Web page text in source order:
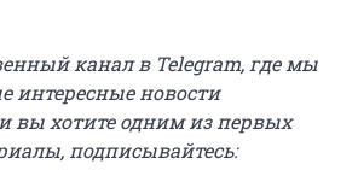
канал в Telegram, где мы
интересные новости
вы хотите одним из первых
подписывайтесь: